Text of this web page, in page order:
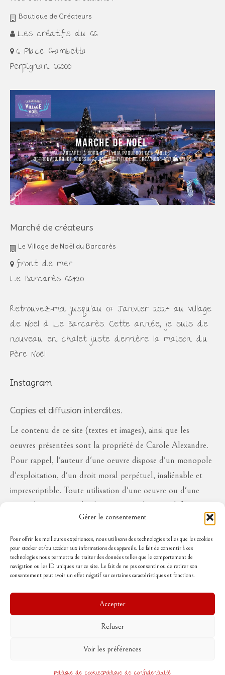
Gérer le consentement
Pour offrir les meilleures expériences, nous utilisons des technologies telles que les cookies
pour stocker et/ou accéder aux informations des appareils. Le fait de consentir à ces
technologies nous permettra de traiter des données telles que le comportement de
navigation ou les ID uniques sur ce site. Le fait de ne pas consentir ou de retirer son
consentement peut avoir un effet négatif sur certaines caractéristiques et fonctions.
Accepter
Refuser
Voir les préférences
Boutique de Créateurs
Les créatifs du 66
6 Place Gambetta
Perpignan 66000
Marché de créateurs
Le Village de Noël du Barcarès
front de mer
Le Barcarès 66420
Retrouvez-moi jusqu'au 07 Janvier 2024 au village
de Noël à Le Barcarès. Cette année, je suis de
nouveau en chalet juste derrière la maison du
Père Noël.
Instagram
Copies et diffusion interdites.
Le contenu de ce site (textes et images), ainsi que les
oeuvres présentées sont la propriété de Carole Alexandre.
Pour rappel, l'auteur d'une oeuvre dispose d'un monopole
d'exploitation, d'un droit moral perpétuel, inaliénable et
imprescriptible. Toute utilisation d'une oeuvre ou d'une
partie des oeuvres à des fins commerciales ou à défaut en
diffusion publique, sous quelque forme que ce soit, est
interdite sans l'autorisation de l'auteur, aux risques de se
voir réclamer des dommages et intérêts..
Suivez-moi
Politique de cookies (UE)
© 2026 Rouge poussin